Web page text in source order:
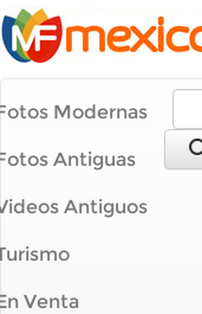
Modernas
Antiguas
Antiguos
Venta